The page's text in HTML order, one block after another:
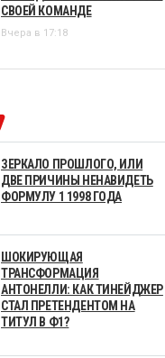
СВОЕЙ КОМАНДЕ
Вчера в 17:18
ЗЕРКАЛО ПРОШЛОГО, ИЛИ
ДВЕ ПРИЧИНЫ НЕНАВИДЕТЬ
ФОРМУЛУ 1 1998 ГОДА
ШОКИРУЮЩАЯ
ТРАНСФОРМАЦИЯ
АНТОНЕЛЛИ: КАК ТИНЕЙДЖЕР
СТАЛ ПРЕТЕНДЕНТОМ НА
ТИТУЛ В Ф1?